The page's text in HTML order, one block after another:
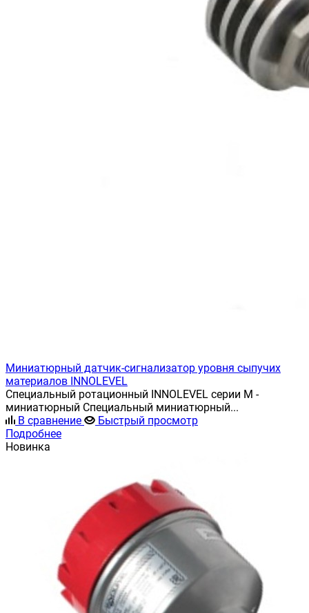
Миниатюрный датчик-сигнализатор уровня сыпучих
материалов INNOLEVEL
Специальный ротационный INNOLEVEL серии M -
миниатюрный Специальный миниатюрный...
В сравнение
Быстрый просмотр
Подробнее
Новинка